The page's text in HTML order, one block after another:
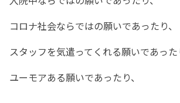
コロナ社会ならではの願いであったり、
スタッフを気遣ってくれる願いであった
ユーモアある願いであったり、